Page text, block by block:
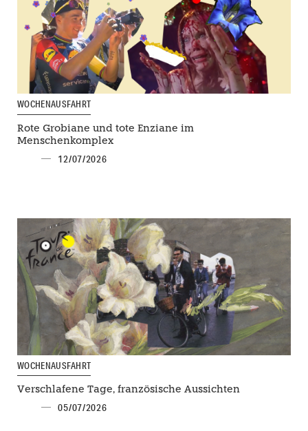
WOCHENAUSFAHRT
Rote Grobiane und tote Enziane im
Menschenkomplex
12/07/2026
WOCHENAUSFAHRT
Verschlafene Tage, französische Aussichten
05/07/2026